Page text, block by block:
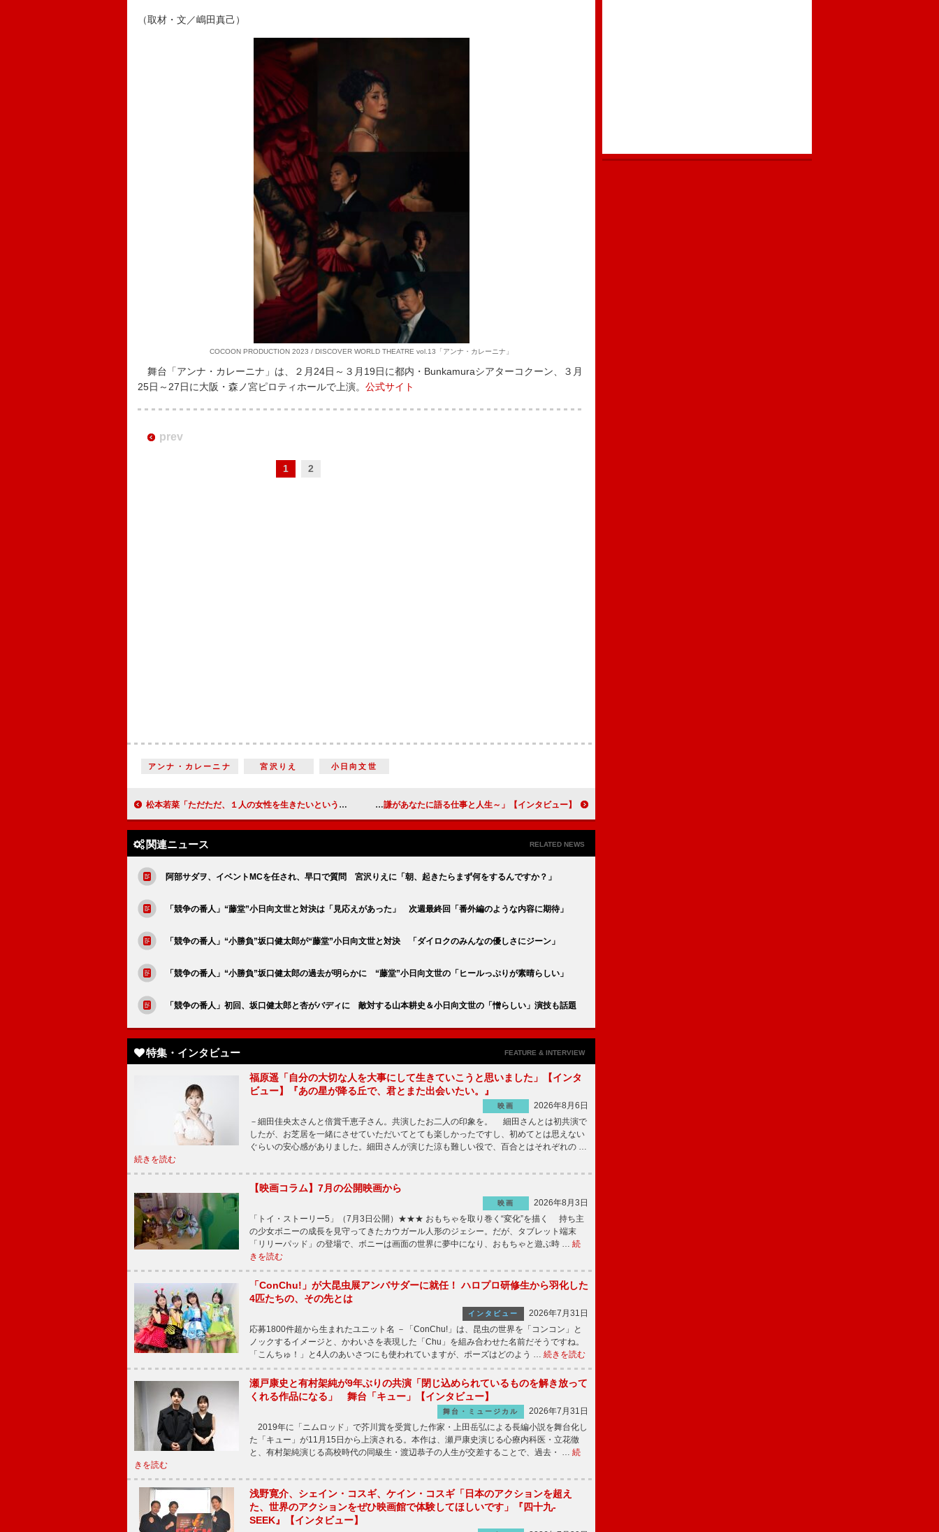
（取材・文／嶋田真己）
COCOON PRODUCTION 2023 / DISCOVER WORLD THEATRE vol.13「アンナ・カレーニナ」
舞台「アンナ・カレーニナ」は、２月24日～３月19日に都内・Bunkamuraシアターコクーン、３月
25日～27日に大阪・森ノ宮ピロティホールで上演。 公式サイト
prev
1 2
アンナ・カレーニナ 宮沢りえ 小日向文世
松本若菜「ただただ、１人の女性を生きたいという思い」“松本劇場”から一転、心優しき骨髄移植のドナー役『みんな生きている ～二つ目の誕生日～』【インタビュー】 渡辺謙「俳優の人生って、面白い」日本を代表する名優が、40年のキャリアを振り返る「役者道～渡辺謙があなたに語る仕事と人生～」【インタビュー】
関連ニュース RELATED NEWS
阿部サダヲ、イベントMCを任され、早口で質問 宮沢りえに「朝、起きたらまず何をするんですか？」
「競争の番人」“藤堂”小日向文世と対決は「見応えがあった」 次週最終回「番外編のような内容に期待」
「競争の番人」“小勝負”坂口健太郎が“藤堂”小日向文世と対決 「ダイロクのみんなの優しさにジーン」
「競争の番人」“小勝負”坂口健太郎の過去が明らかに “藤堂”小日向文世の「ヒールっぷりが素晴らしい」
「競争の番人」初回、坂口健太郎と杏がバディに 敵対する山本耕史＆小日向文世の「憎らしい」演技も話題
特集・インタビュー FEATURE & INTERVIEW
福原遥「自分の大切な人を大事にして生きていこうと思いました」【インタ
ビュー】『あの星が降る丘で、君とまた出会いたい。』
映画
2026年8月6日
－細田佳央太さんと倍賞千恵子さん。共演したお二人の印象を。 細田さんとは初共演で
したが、お芝居を一緒にさせていただいてとても楽しかったですし、初めてとは思えない
ぐらいの安心感がありました。細田さんが演じた涼も難しい役で、百合とはそれぞれの …
続きを読む
【映画コラム】7月の公開映画から
映画
2026年8月3日
「トイ・ストーリー5」（7月3日公開）★★★ おもちゃを取り巻く“変化”を描く 持ち主
の少女ボニーの成長を見守ってきたカウガール人形のジェシー。だが、タブレット端末
「リリーパッド」の登場で、ボニーは画面の世界に夢中になり、おもちゃと遊ぶ時 … 続
きを読む
「ConChu!」が大昆虫展アンバサダーに就任！ ハロプロ研修生から羽化した
4匹たちの、その先とは
インタビュー
2026年7月31日
応募1800件超から生まれたユニット名 －「ConChu!」は、昆虫の世界を「コンコン」と
ノックするイメージと、かわいさを表現した「Chu」を組み合わせた名前だそうですね。
「こんちゅ！」と4人のあいさつにも使われていますが、ポーズはどのよう … 続きを読む
瀬戸康史と有村架純が9年ぶりの共演「閉じ込められているものを解き放って
くれる作品になる」 舞台「キュー」【インタビュー】
舞台・ミュージカル
2026年7月31日
2019年に「ニムロッド」で芥川賞を受賞した作家・上田岳弘による長編小説を舞台化し
た「キュー」が11月15日から上演される。本作は、瀬戸康史演じる心療内科医・立花徹
と、有村架純演じる高校時代の同級生・渡辺恭子の人生が交差することで、過去・ … 続
きを読む
浅野寛介、シェイン・コスギ、ケイン・コスギ「日本のアクションを超え
た、世界のアクションをぜひ映画館で体験してほしいです」『四十九-
SEEK』【インタビュー】